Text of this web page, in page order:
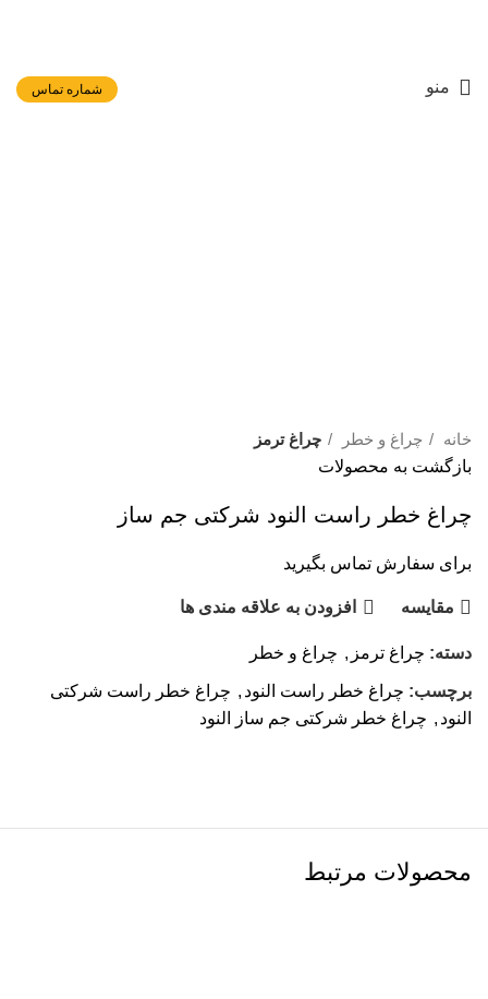
منو شماره تماس
خانه چراغ و خطر
چراغ ترمز
بازگشت به محصولات
چراغ خطر راست النود شرکتی جم ساز
برای سفارش تماس بگیرید
مقایسه افزودن به علاقه مندی ها
دسته: چراغ ترمز , چراغ و خطر
برچسب: چراغ خطر راست النود , چراغ خطر راست شرکتی
النود , چراغ خطر شرکتی جم ساز النود
محصولات مرتبط